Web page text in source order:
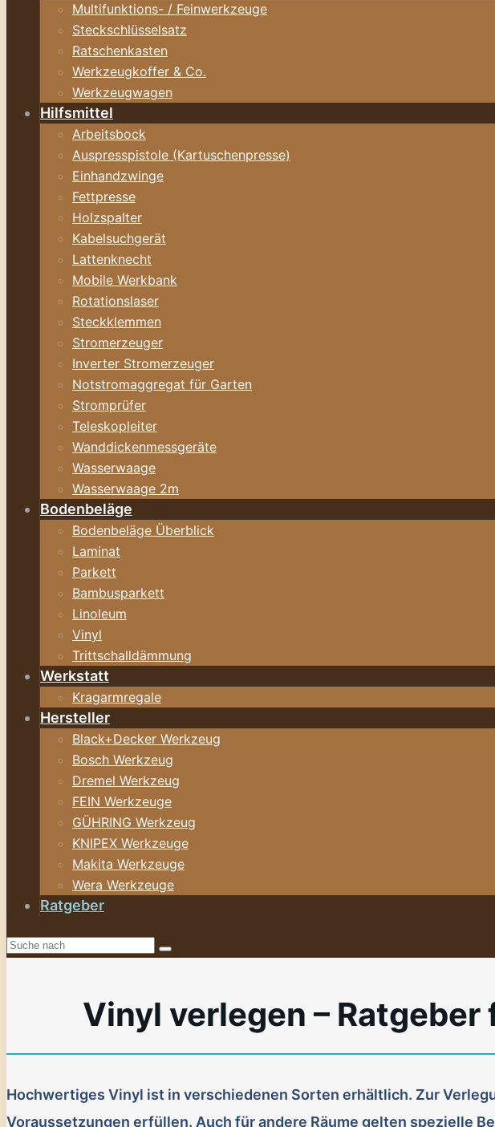
Multifunktions- / Feinwerkzeuge
Steckschlüsselsatz
Ratschenkasten
Werkzeugkoffer & Co.
Werkzeugwagen
Hilfsmittel
Arbeitsbock
Auspresspistole (Kartuschenpresse)
Einhandzwinge
Fettpresse
Holzspalter
Kabelsuchgerät
Lattenknecht
Mobile Werkbank
Rotationslaser
Steckklemmen
Stromerzeuger
Inverter Stromerzeuger
Notstromaggregat für Garten
Stromprüfer
Teleskopleiter
Wanddickenmessgeräte
Wasserwaage
Wasserwaage 2m
Bodenbeläge
Bodenbeläge Überblick
Laminat
Parkett
Bambusparkett
Linoleum
Vinyl
Trittschalldämmung
Werkstatt
Kragarmregale
Hersteller
Black+Decker Werkzeug
Bosch Werkzeug
Dremel Werkzeug
FEIN Werkzeuge
GÜHRING Werkzeug
KNIPEX Werkzeuge
Makita Werkzeuge
Wera Werkzeuge
Ratgeber
Vinyl verlegen –
Hochwertiges Vinyl ist in verschiedenen Sorten erhältlich. Zur
Voraussetzungen erfüllen. Auch für andere Räume gelten spezielle